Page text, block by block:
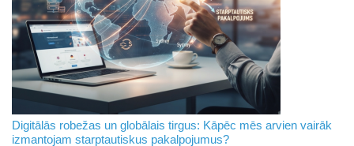
Digitālās robežas un globālais tirgus: Kāpēc mēs arvien vairāk
izmantojam starptautiskus pakalpojumus?